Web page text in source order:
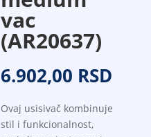
vac
(AR20637)
6.902,00 RSD
Ovaj usisivač kombinuje
stil i funkcionalnost,